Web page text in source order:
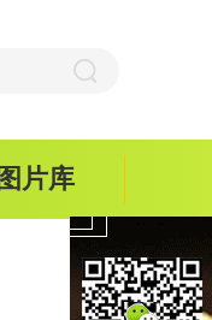
图片库